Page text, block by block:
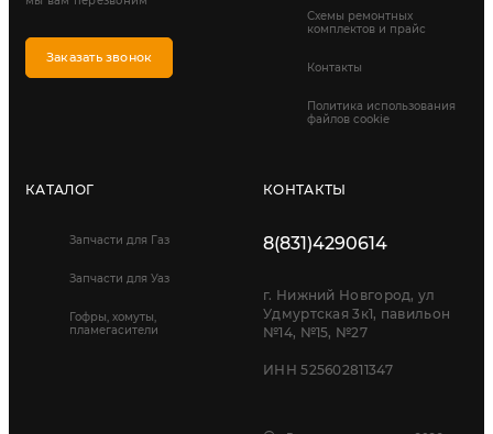
Заказать звонок
Схемы ремонтных
комплектов и прайс
Контакты
Политика использования
файлов cookie
КАТАЛОГ
Запчасти для Газ
Запчасти для Уаз
Гофры, хомуты,
пламегасители
КОНТАКТЫ
8(831)4290614
г. Нижний Новгород, ул
Удмуртская 3к1, павильон
№14, №15, №27
ИНН 525602811347